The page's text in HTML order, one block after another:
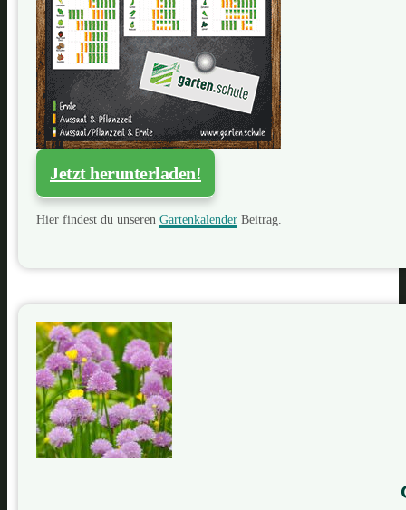
Jetzt herunterladen!
Hier findest du unseren Gartenkalender Beitrag.